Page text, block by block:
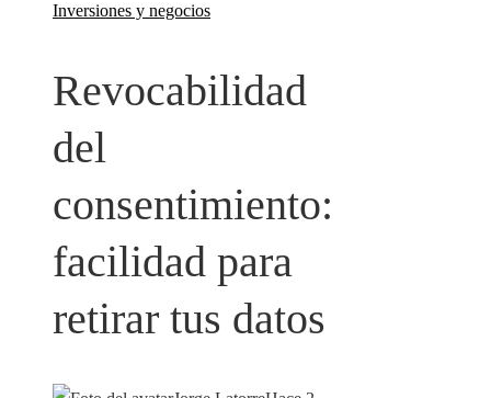
Inversiones y negocios
Revocabilidad
del
consentimiento:
facilidad para
retirar tus datos